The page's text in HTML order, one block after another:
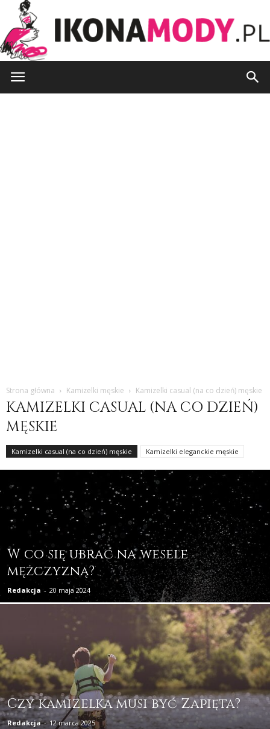
Strona główna Kamizelki męskie Kamizelki casual (na co dzień) męskie
KAMIZELKI CASUAL (NA CO DZIEŃ)
MĘSKIE
Kamizelki casual (na co dzień) męskie Kamizelki eleganckie męskie
W co się ubrać na wesele
mężczyzną?
Redakcja - 20 maja 2024
Czy kamizelka musi być Zapięta?
Redakcja - 12 marca 2025